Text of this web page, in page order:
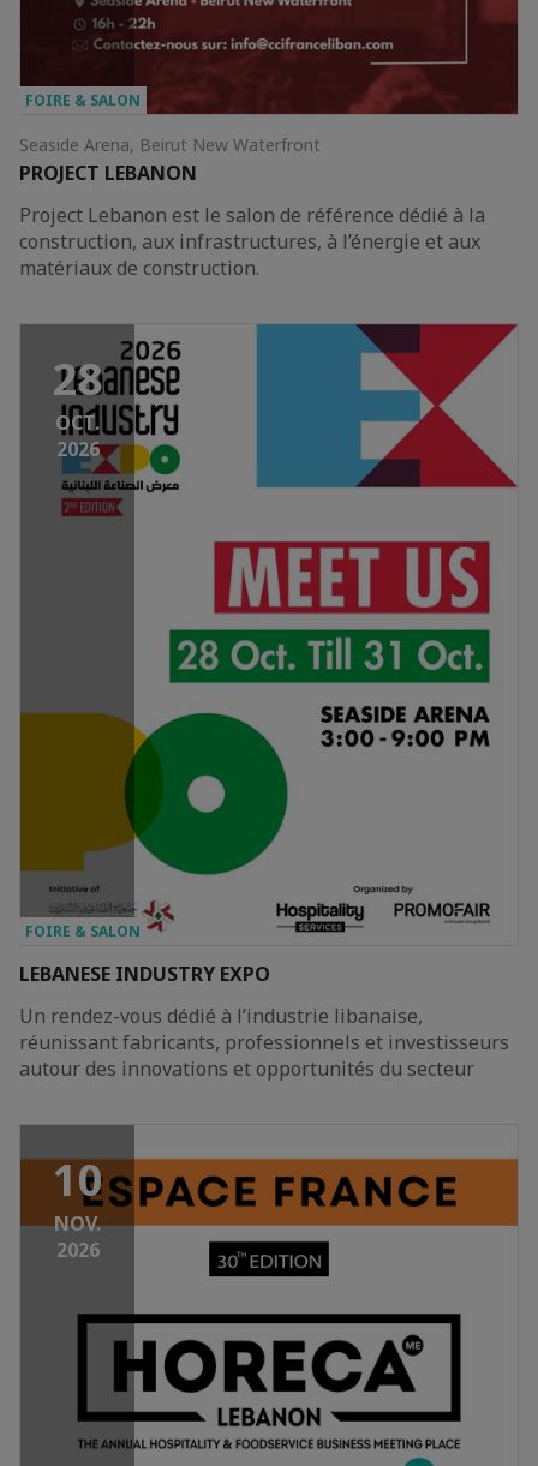
FOIRE & SALON
Seaside Arena, Beirut New Waterfront
PROJECT LEBANON
Project Lebanon est le salon de référence dédié à la
construction, aux infrastructures, à l’énergie et aux
matériaux de construction.
28
OCT.
2026
FOIRE & SALON
LEBANESE INDUSTRY EXPO
Un rendez-vous dédié à l’industrie libanaise,
réunissant fabricants, professionnels et investisseurs
autour des innovations et opportunités du secteur
10
NOV.
2026